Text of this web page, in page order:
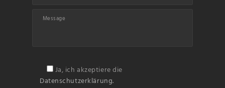
Ja, ich akzeptiere die
Datenschutzerklärung.